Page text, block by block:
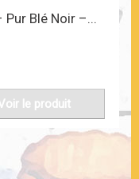
Pur Blé Noir –...
le produit